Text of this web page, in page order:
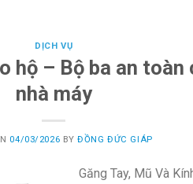
DỊCH VỤ
hộ – Bộ ba an
nhà máy
04/03/2026 BYĐỒNG ĐỨC GIÁP
Găng Tay, Mũ Và